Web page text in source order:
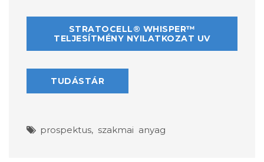
STRATOCELL® WHISPER™
TELJESÍTMÉNY NYILATKOZAT UV
TUDÁSTÁR
prospektus, szakmai anyag